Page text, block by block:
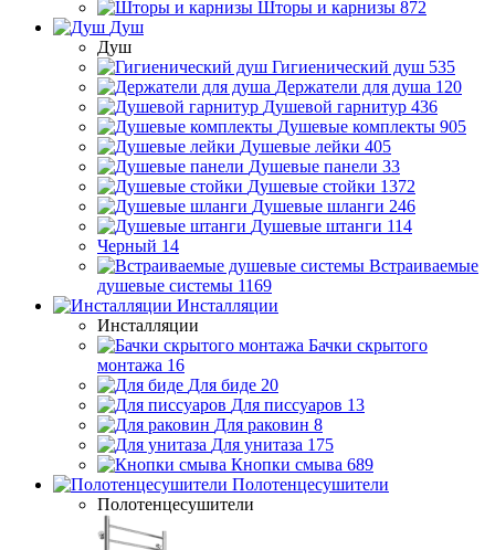
Шторы и карнизы 872
Душ
Душ
Гигиенический душ 535
Держатели для душа 120
Душевой гарнитур 436
Душевые комплекты 905
Душевые лейки 405
Душевые панели 33
Душевые стойки 1372
Душевые шланги 246
Душевые штанги 114
Черный 14
Встраиваемые
душевые системы 1169
Инсталляции
Инсталляции
Бачки скрытого
монтажа 16
Для биде 20
Для писсуаров 13
Для раковин 8
Для унитаза 175
Кнопки смыва 689
Полотенцесушители
Полотенцесушители